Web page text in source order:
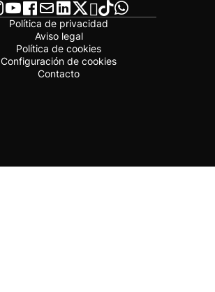
Política de privacidad
Aviso legal
Política de cookies
Configuración de cookies
Contacto